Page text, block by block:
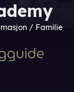
/ Familie